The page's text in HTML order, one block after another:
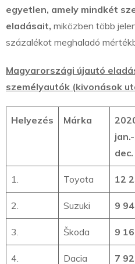
egyetlen, amely mindkét
eladásait, miközben több
százalékot meghaladó
Magyarországi újautó
személyautók (kivonások
Helyezés Márka
jan.-
dec.
1. Toyota 12
2. Suzuki 9
3. Škoda 9
4. Dacia 7